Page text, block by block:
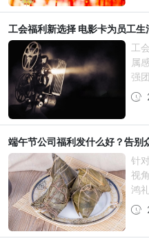
工会福利新选择 电影卡为员工生
工
属
强
端午节公司福利发什么好？告别
针
视
鸿